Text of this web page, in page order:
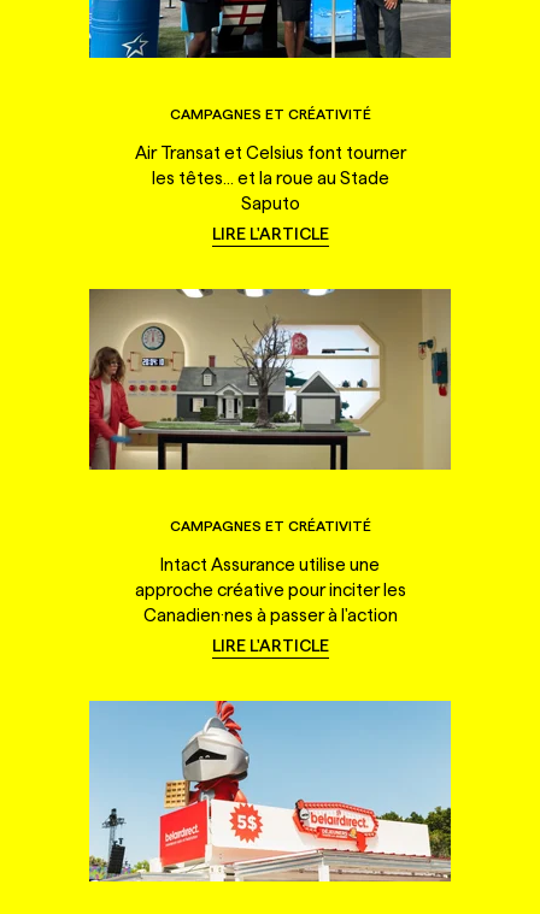
CAMPAGNES ET CRÉATIVITÉ
Air Transat et Celsius font tourner
les têtes... et la roue au Stade
Saputo
LIRE L'ARTICLE
CAMPAGNES ET CRÉATIVITÉ
Intact Assurance utilise une
approche créative pour inciter les
Canadien·nes à passer à l'action
LIRE L'ARTICLE